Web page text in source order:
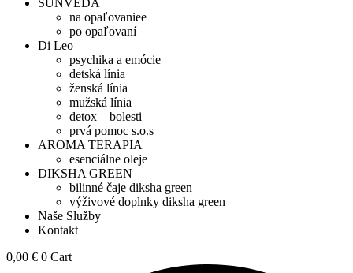
SUNVEDA
na opaľovaniee
po opaľovaní
Di Leo
psychika a emócie
detská línia
ženská línia
mužská línia
detox – bolesti
prvá pomoc s.o.s
AROMA TERAPIA
esenciálne oleje
DIKSHA GREEN
bilinné čaje diksha green
výživové doplnky diksha green
Naše Služby
Kontakt
0,00 € 0 Cart